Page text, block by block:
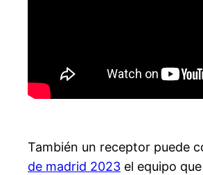
También un receptor puede
de madrid 2023 el equipo